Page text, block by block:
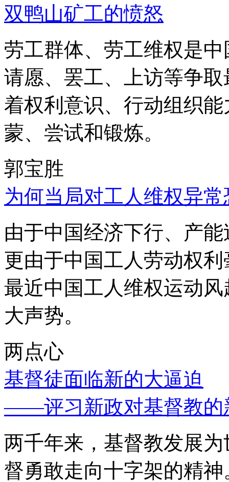
双鸭山矿工的愤怒
劳工群体、劳工维权是
请愿、罢工、上访等争
着权利意识、行动组织
蒙、尝试和锻炼。
郭宝胜
为何当局对工人维权异
由于中国经济下行、产
更由于中国工人劳动权
最近中国工人维权运动
大声势。
两点心
基督徒面临新的大逼迫
——评习新政对基督教的
两千年来，基督教发展
督勇敢走向十字架的精